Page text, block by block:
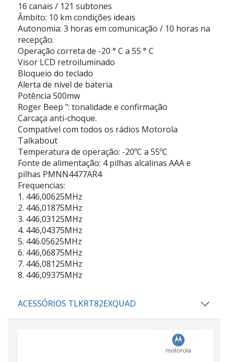
16 canais / 121 subtones
Âmbito: 10 km condições ideais
Autonomia: 3 horas em comunicação / 10 horas na
recepção.
Operação correta de -20 ° C a 55 ° C
Visor LCD retroiluminado
Bloqueio do teclado
Alerta de nível de bateria
Potência 500mw
Roger Beep ": tonalidade e confirmação
Carcaça anti-choque.
Compatível com todos os rádios Motorola
Talkabout
Temperatura de operação: -20ºC a 55ºC
Fonte de alimentação: 4 pilhas alcalinas AAA e
pilhas PMNN4477AR4
Frequencias:
1. 446,00625MHz
2. 446,01875MHz
3. 446,03125MHz
4. 446,04375MHz
5. 446.05625MHz
6. 446,06875MHz
7. 446,08125MHz
8. 446,09375MHz
ACESSÓRIOS TLKRT82EXQUAD